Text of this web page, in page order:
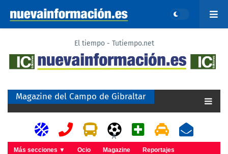
El tiempo - Tutiempo.net
Magazine del Campo de Gibraltar
A
Más secciones ▼ Ocio Magazine Reportajes